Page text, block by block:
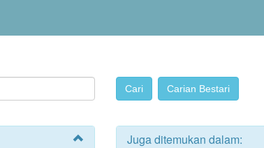
Juga ditemukan dalam: